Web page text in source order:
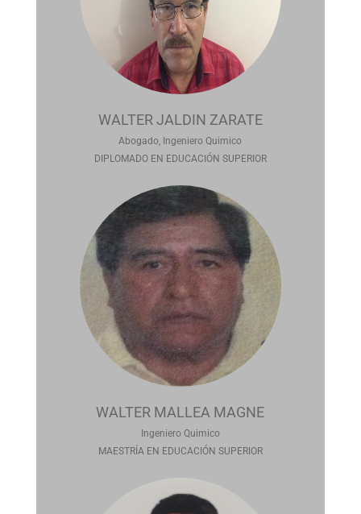
WALTER JALDIN ZARATE
Abogado, Ingeniero Quimico
DIPLOMADO EN EDUCACIÓN SUPERIOR
WALTER MALLEA MAGNE
Ingeniero Quimico
MAESTRÍA EN EDUCACIÓN SUPERIOR